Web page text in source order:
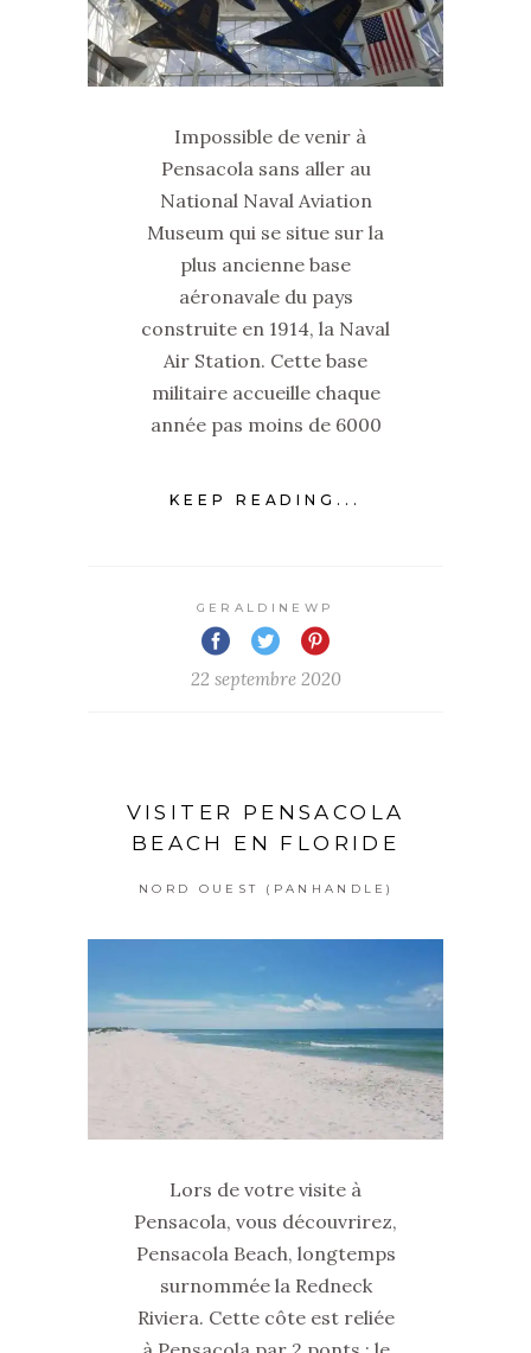
Impossible de venir à
Pensacola sans aller au
National Naval Aviation
Museum qui se situe sur la
plus ancienne base
aéronavale du pays
construite en 1914, la Naval
Air Station. Cette base
militaire accueille chaque
année pas moins de 6000
KEEP READING...
GERALDINEWP
22 septembre 2020
VISITER PENSACOLA
BEACH EN FLORIDE
NORD OUEST (PANHANDLE)
Lors de votre visite à
Pensacola, vous découvrirez,
Pensacola Beach, longtemps
surnommée la Redneck
Riviera. Cette côte est reliée